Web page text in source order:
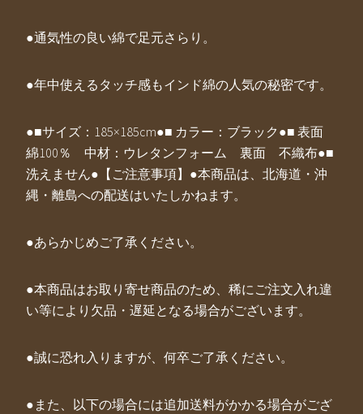
●通気性の良い綿で足元さらり。
●年中使えるタッチ感もインド綿の人気の秘密です。
●■サイズ：185×185cm●■ カラー：ブラック●■ 表面
綿100％ 中材：ウレタンフォーム 裏面 不織布●■
洗えません●【ご注意事項】●本商品は、北海道・沖
縄・離島への配送はいたしかねます。
●あらかじめご了承ください。
●本商品はお取り寄せ商品のため、稀にご注文入れ違
い等により欠品・遅延となる場合がございます。
●誠に恐れ入りますが、何卒ご了承ください。
●また、以下の場合には追加送料がかかる場合がござ